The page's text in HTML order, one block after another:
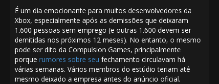
É um dia emocionante para muitos desenvolvedores da
Xbox, especialmente após as demissões que deixaram
1.600 pessoas sem emprego (e outras 1.600 devem ser
demitidas nos próximos 12 meses). No entanto, o mesmo
pode ser dito da Compulsion Games, principalmente
porque rumores sobre seu fechamento circulavam há
várias semanas. Vários membros do estúdioteriam até
mesmo deixado a empresa antes do anúncio oficial.